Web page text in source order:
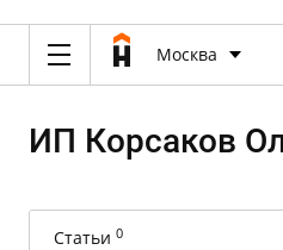
Москва
ИП Корсаков
Статьи 0